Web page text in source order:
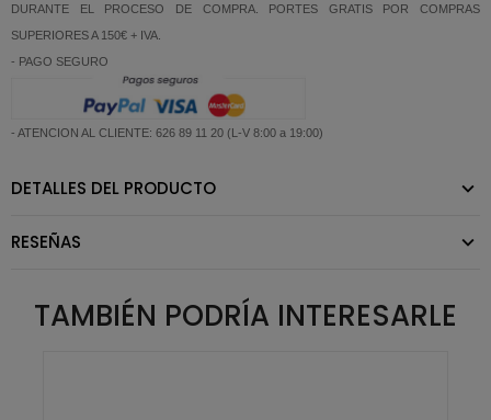
DURANTE EL PROCESO DE COMPRA. PORTES GRATIS POR COMPRAS
SUPERIORES A 150€ + IVA.
- PAGO SEGURO
- ATENCION AL CLIENTE: 626 89 11 20 (L-V 8:00 a 19:00)
DETALLES DEL PRODUCTO
RESEÑAS
TAMBIÉN PODRÍA INTERESARLE